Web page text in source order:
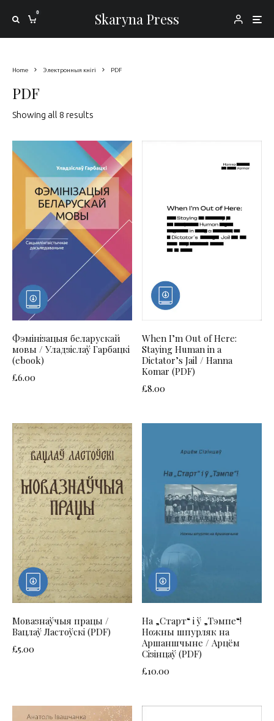
0 Skaryna Press
Home Электронныя кнігі PDF
PDF
Showing all 8 results
Фэмінізацыя беларускай
мовы / Уладзіслаў Гарбацкі
(ebook)
£6.00
When I’m Out of Here:
Staying Human in a
Dictator’s Jail / Hanna
Komar (PDF)
£8.00
Мовазнаўчыя працы /
Вацлаў Ластоўскі (PDF)
£5.00
На „Старт“ і ў „Тэмпе“!
Ножны шпурляк на
Аршаншчыне / Арцём
Сізінцаў (PDF)
£10.00